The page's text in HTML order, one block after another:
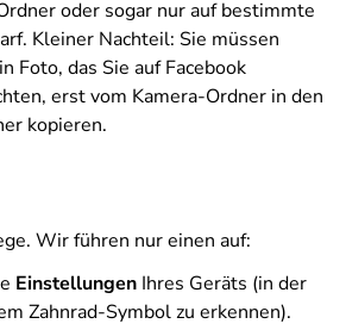
oder sogar nur auf bestimmte
Kleiner Nachteil: Sie müssen
Foto, das Sie auf Facebook
erst vom Kamera-Ordner in den
kopieren.
Wir führen nur einen auf:
Einstellungen Ihres Geräts (in der
Zahnrad-Symbol zu erkennen).